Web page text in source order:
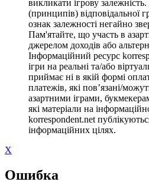
викликати ігрову
(принципів) відповідальної
ознак залежності негайно
Пам'ятайте, що участь в
джерелом доходів або
Інформаційний ресурс
ігри на реальні та/або
приймає ні в якій формі
платежів, які пов’язані/
азартними іграми,
які матеріали на
korrespondent.net
інформаційних цілях.
X
Ошибка